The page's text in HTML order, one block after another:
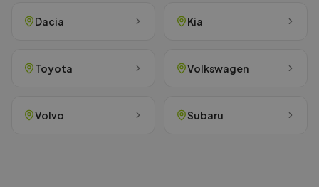
Dacia Kia
Toyota Volkswagen
Volvo Subaru